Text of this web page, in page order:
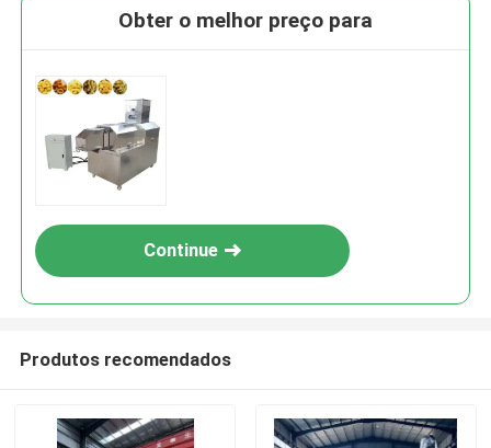
Obter o melhor preço para
Continue
Produtos recomendados